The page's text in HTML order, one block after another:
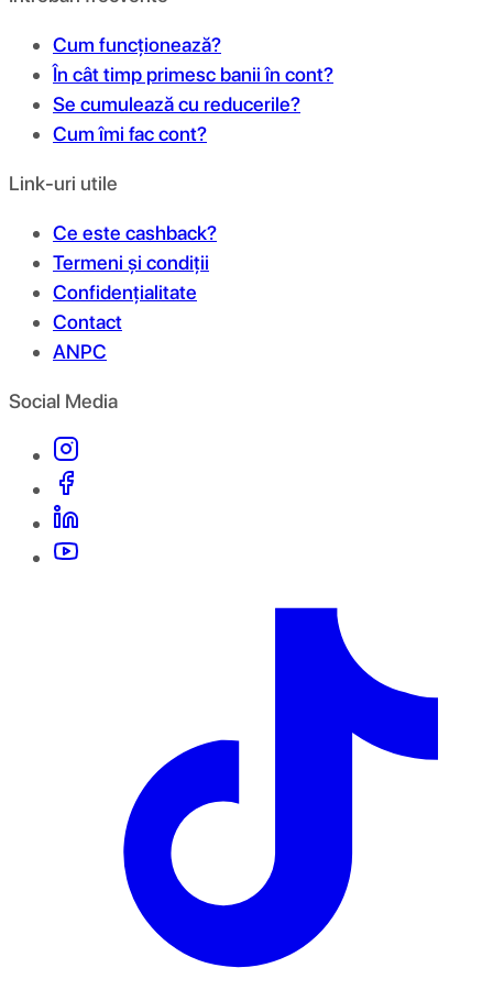
Cum funcționează?
În cât timp primesc banii în cont?
Se cumulează cu reducerile?
Cum îmi fac cont?
Link-uri utile
Ce este cashback?
Termeni și condiții
Confidențialitate
Contact
ANPC
Social Media